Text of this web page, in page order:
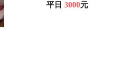
平日 3000元